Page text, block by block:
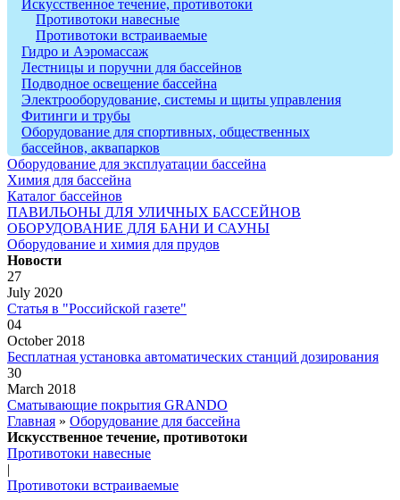
Искусственное течение, противотоки
Противотоки навесные
Противотоки встраиваемые
Гидро и Аэромассаж
Лестницы и поручни для бассейнов
Подводное освещение бассейна
Электрооборудование, системы и щиты управления
Фитинги и трубы
Оборудование для спортивных, общественных
бассейнов, аквапарков
Оборудование для эксплуатации бассейна
Химия для бассейна
Каталог бассейнов
ПАВИЛЬОНЫ ДЛЯ УЛИЧНЫХ БАССЕЙНОВ
ОБОРУДОВАНИЕ ДЛЯ БАНИ И САУНЫ
Оборудование и химия для прудов
Новости
27
July 2020
Статья в "Российской газете"
04
October 2018
Бесплатная установка автоматических станций дозирования
30
March 2018
Сматывающие покрытия GRANDO
Главная » Оборудование для бассейна
Искусственное течение, противотоки
Противотоки навесные
|
Противотоки встраиваемые